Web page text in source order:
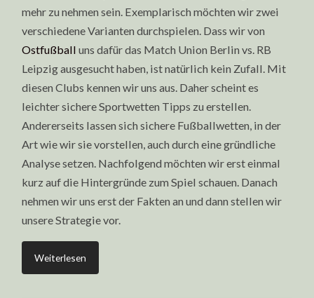
mehr zu nehmen sein. Exemplarisch möchten wir zwei
verschiedene Varianten durchspielen. Dass wir von
Ostfußball uns dafür das Match Union Berlin vs. RB
Leipzig ausgesucht haben, ist natürlich kein Zufall. Mit
diesen Clubs kennen wir uns aus. Daher scheint es
leichter sichere Sportwetten Tipps zu erstellen.
Andererseits lassen sich sichere Fußballwetten, in der
Art wie wir sie vorstellen, auch durch eine gründliche
Analyse setzen. Nachfolgend möchten wir erst einmal
kurz auf die Hintergründe zum Spiel schauen. Danach
nehmen wir uns erst der Fakten an und dann stellen wir
unsere Strategie vor.
Weiterlesen